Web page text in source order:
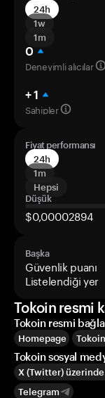
24h
1w
1m
0
Deneyimli alıcılar
+ 1
Sahipler
Fiyat performansı
24h
1m
Hepsi
Düşük
$0,00002894
Başka
Güvenlik puanı
Listelendiği yer
Tokoin resmi
Tokoin resmi
Homepage
Tokoin sosyal
X (Twitter)
Telegram